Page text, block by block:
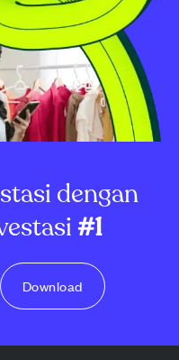
dengan
#1
Download